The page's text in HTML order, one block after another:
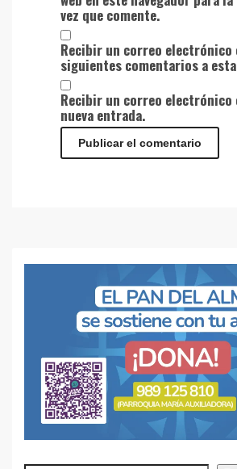
vez que comente.
Recibir un correo electrónico
siguientes comentarios a
Recibir un correo electrónico
nueva entrada.